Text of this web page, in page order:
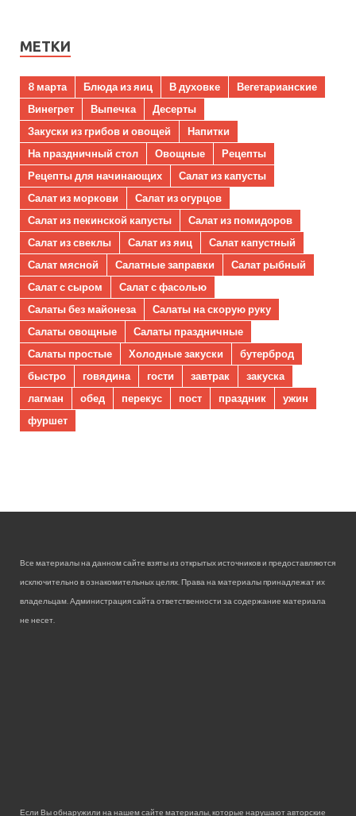
МЕТКИ
8 марта Блюда из яиц В духовке
Вегетарианские
Винегрет
Выпечка
Десерты
Закуски из грибов и овощей
Напитки
На праздничный стол
Овощные
Рецепты
Рецепты для начинающих
Салат из капусты
Салат из моркови
Салат из огурцов
Салат из пекинской капусты
Салат из помидоров
Салат из свеклы
Салат из яиц
Салат капустный
Салат мясной
Салатные заправки
Салат рыбный
Салат с сыром
Салат с фасолью
Салаты без майонеза
Салаты на скорую руку
Салаты овощные
Салаты праздничные
Салаты простые
Холодные закуски
бутерброд
быстро
говядина гости завтрак
закуска
лагман
обед перекус пост праздник
ужин
фуршет
Все материалы на данном сайте взяты из открытых источников и предоставляются
исключительно в ознакомительных целях. Права на материалы принадлежат их
владельцам. Администрация сайта ответственности за содержание материала
не несет.
Если Вы обнаружили на нашем сайте материалы, которые нарушают авторские